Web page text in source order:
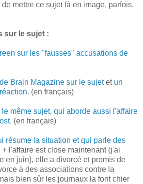
mettre ce sujet là en image, parfois.
sur le sujet :
sur les "fausses" accusations de
Brain Magazine sur le sujetet un
. (en français)
même sujet, qui aborde aussi l'affaire
(en français)
résume la situation et qui parle des
+ l'affaire est close maintenant (j'ai
en juin), elle a divorcé et promis de
à des associations contre la
bien sûr les journaux la font chier